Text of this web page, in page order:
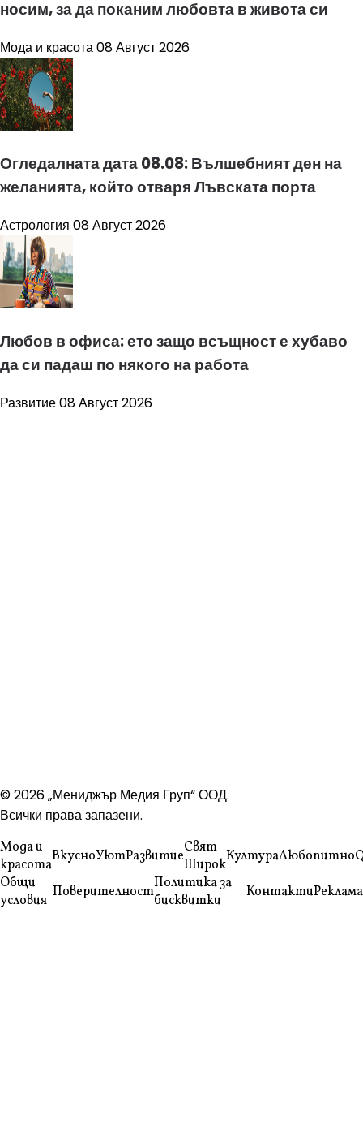
носим, за да поканим любовта в живота си
Мода и красота08 Август 2026
Огледалната дата 08.08: Вълшебният ден на
желанията, който отваря Лъвската порта
Астрология 08 Август 2026
Любов в офиса: ето защо всъщност е хубаво
да си падаш по някого на работа
Развитие08 Август 2026
© 2026 „Мениджър Медия Груп“ ООД.
Всички права запазени.
Мода и
красотаВкусноУютРазвитиеСвят
ШирокКултураЛюбопитно
Общи
условия ПоверителностПолитика за
бисквитки
КонтактиРеклама